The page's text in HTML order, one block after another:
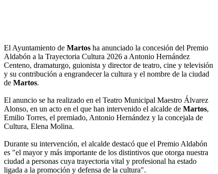
El Ayuntamiento de Martos ha anunciado la concesión del Premio
Aldabón a la Trayectoria Cultura 2026 a Antonio Hernández
Centeno, dramaturgo, guionista y director de teatro, cine y televisión
y su contribución a engrandecer la cultura y el nombre de la ciudad
de Martos.
El anuncio se ha realizado en el Teatro Municipal Maestro Álvarez
Alonso, en un acto en el que han intervenido el alcalde de Martos,
Emilio Torres, el premiado, Antonio Hernández y la concejala de
Cultura, Elena Molina.
Durante su intervención, el alcalde destacó que el Premio Aldabón
es "el mayor y más importante de los distintivos que otorga nuestra
ciudad a personas cuya trayectoria vital y profesional ha estado
ligada a la promoción y defensa de la cultura".